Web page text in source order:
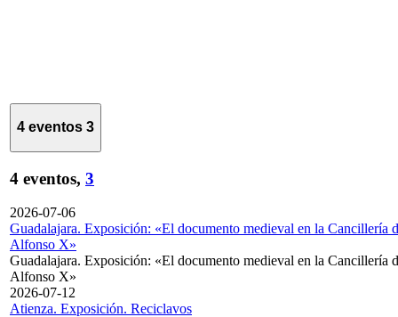
4 eventos 3
4 eventos, 3
2026-07-06
Guadalajara. Exposición: «El documento medieval en la Cancillería
Alfonso X»
Guadalajara. Exposición: «El documento medieval en la Cancillería
Alfonso X»
2026-07-12
Atienza. Exposición. Reciclavos